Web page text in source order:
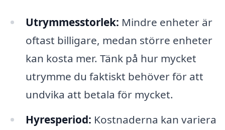
Utrymmesstorlek: Mindre enheter är
oftast billigare, medan större enheter
kan kosta mer. Tänk på hur mycket
utrymme du faktiskt behöver för att
undvika att betala för mycket.
Hyresperiod: Kostnaderna kan variera